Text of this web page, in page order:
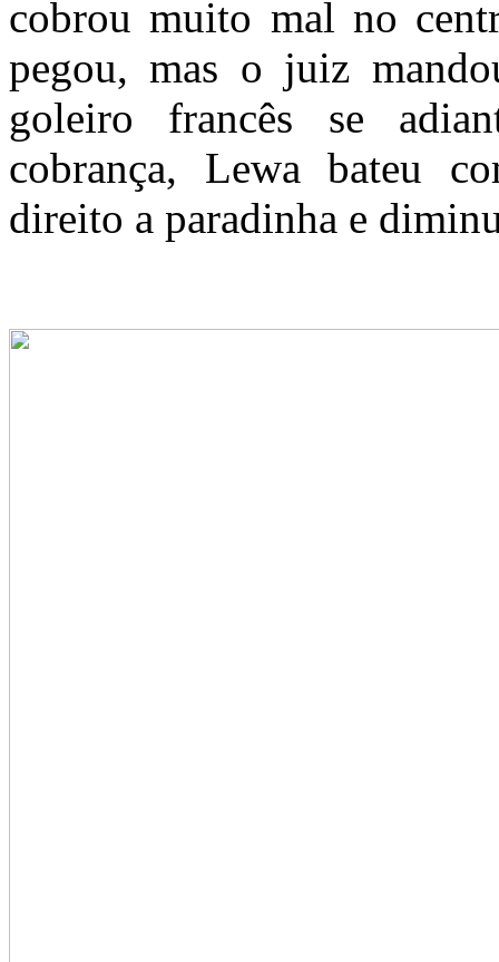
cobrou muito mal no
pegou, mas o juiz
goleiro francês se
cobrança, Lewa bateu
direito a paradinha e